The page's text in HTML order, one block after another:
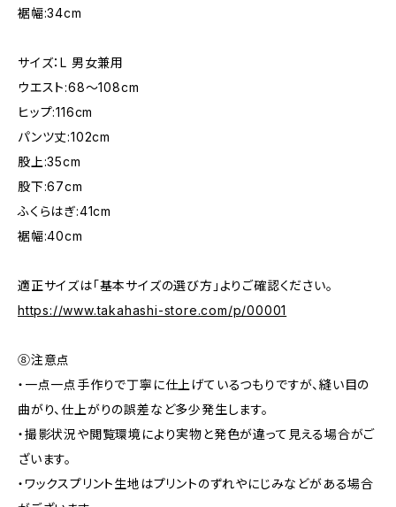
裾幅:34cm
サイズ：L 男女兼用
ウエスト:68〜108cm
ヒップ:116cm
パンツ丈:102cm
股上:35cm
股下:67cm
ふくらはぎ:41cm
裾幅:40cm
適正サイズは「基本サイズの選び方」よりご確認ください。
https://www.takahashi-store.com/p/00001
⑧注意点
・一点一点手作りで丁寧に仕上げているつもりですが、縫い目の
曲がり、仕上がりの誤差など多少発生します。
・撮影状況や閲覧環境により実物と発色が違って見える場合がご
ざいます。
・ワックスプリント生地はプリントのずれやにじみなどがある場合